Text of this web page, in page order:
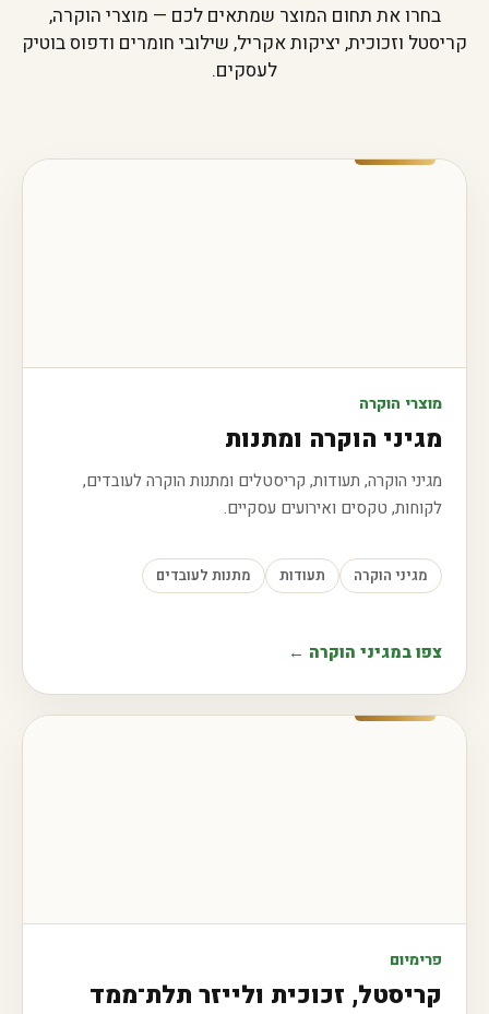
בחרו את תחום המוצר שמתאים לכם — מוצרי הוקרה,
קריסטל וזכוכית, יציקות אקריל, שילובי חומרים ודפוס בוטיק
לעסקים.
מוצרי הוקרה
מגיני הוקרה ומתנות
מגיני הוקרה, תעודות, קריסטלים ומתנות הוקרה לעובדים,
לקוחות, טקסים ואירועים עסקיים.
מגיני הוקרה תעודות מתנות לעובדים
צפו במגיני הוקרה ←
פרימיום
קריסטל, זכוכית ולייזר תלת־ממד